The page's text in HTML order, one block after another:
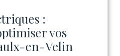
:
vos
en-Velin